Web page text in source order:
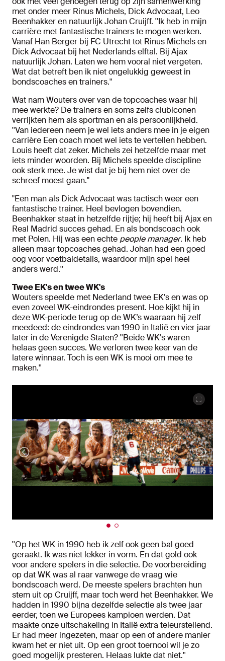
met onder meer Rinus Michels, Dick Advocaat, Leo
Beenhakker en natuurlijk Johan Cruijff. ''Ik heb in mijn
carrière met fantastische trainers te mogen werken.
Vanaf Han Berger bij FC Utrecht tot Rinus Michels en
Dick Advocaat bij het Nederlands elftal. Bij Ajax
natuurlijk Johan. Laten we hem vooral niet vergeten.
Wat dat betreft ben ik niet ongelukkig geweest in
bondscoaches en trainers.''
Wat nam Wouters over van de topcoaches waar hij
mee werkte? De trainers en soms zelfs clubiconen
verrijkten hem als sportman en als persoonlijkheid.
''Van iedereen neem je wel iets anders mee in je eigen
carrière Een coach moet wel iets te vertellen hebben.
Louis heeft dat zeker. Michels zei hetzelfde maar met
iets minder woorden. Bij Michels speelde discipline
ook sterk mee. Je wist dat je bij hem niet over de
schreef moest gaan."
"Een man als Dick Advocaat was tactisch weer een
fantastische trainer. Heel bevlogen bovendien.
Beenhakker staat in hetzelfde rijtje; hij heeft bij Ajax en
Real Madrid succes gehad. En als bondscoach ook
met Polen. Hij was een echte people manager. Ik heb
alleen maar topcoaches gehad. Johan had een goed
oog voor voetbaldetails, waardoor mijn spel heel
anders werd.''
Twee EK's en twee WK's
Wouters speelde met Nederland twee EK's en was op
even zoveel WK-eindrondes present. Hoe kijkt hij in
deze WK-periode terug op de WK’s waaraan hij zelf
meedeed: de eindrondes van 1990 in Italië en vier jaar
later in de Verenigde Staten? ''Beide WK's waren
helaas geen succes. We verloren twee keer van de
latere winnaar. Toch is een WK is mooi om mee te
maken.''
''Op het WK in 1990 heb ik zelf ook geen bal goed
geraakt. Ik was niet lekker in vorm. En dat gold ook
voor andere spelers in die selectie. De voorbereiding
op dat WK was al raar vanwege de vraag wie
bondscoach werd. De meeste spelers brachten hun
stem uit op Cruijff, maar toch werd het Beenhakker. We
hadden in 1990 bijna dezelfde selectie als twee jaar
eerder, toen we Europees kampioen werden. Dat
maakte onze uitschakeling in Italië extra teleurstellend.
Er had meer ingezeten, maar op een of andere manier
kwam het er niet uit. Op een groot toernooi wil je zo
goed mogelijk presteren. Helaas lukte dat niet.''